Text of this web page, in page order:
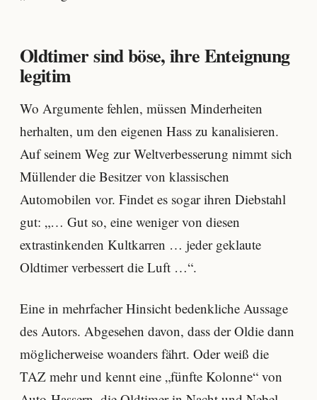
Oldtimer sind böse, ihre Enteignung
legitim
Wo Argumente fehlen, müssen Minderheiten
herhalten, um den eigenen Hass zu kanalisieren.
Auf seinem Weg zur Weltverbesserung nimmt sich
Müllender die Besitzer von klassischen
Automobilen vor. Findet es sogar ihren Diebstahl
gut: „… Gut so, eine weniger von diesen
extrastinkenden Kultkarren … jeder geklaute
Oldtimer verbessert die Luft …“.
Eine in mehrfacher Hinsicht bedenkliche Aussage
des Autors. Abgesehen davon, dass der Oldie dann
möglicherweise woanders fährt. Oder weiß die
TAZ mehr und kennt eine „fünfte Kolonne“ von